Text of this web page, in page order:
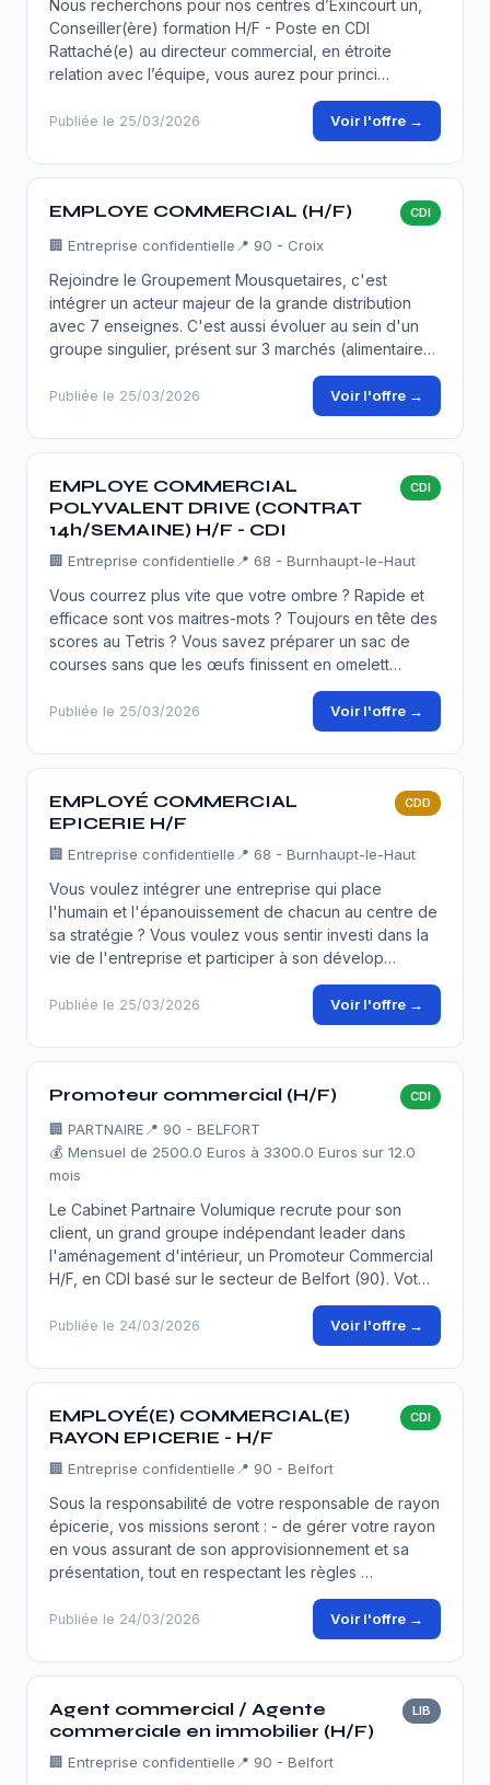
Nous recherchons pour nos centres d’Exincourt un,
Conseiller(ère) formation H/F - Poste en CDI
Rattaché(e) au directeur commercial, en étroite
relation avec l’équipe, vous aurez pour princi…
Publiée le 25/03/2026 Voir l'offre →
EMPLOYE COMMERCIAL (H/F) CDI
🏢 Entreprise confidentielle 📍 90 - Croix
Rejoindre le Groupement Mousquetaires, c'est
intégrer un acteur majeur de la grande distribution
avec 7 enseignes. C'est aussi évoluer au sein d'un
groupe singulier, présent sur 3 marchés (alimentaire…
Publiée le 25/03/2026 Voir l'offre →
EMPLOYE COMMERCIAL
POLYVALENT DRIVE (CONTRAT
14h/SEMAINE) H/F - CDI
CDI
🏢 Entreprise confidentielle 📍 68 - Burnhaupt-le-Haut
Vous courrez plus vite que votre ombre ? Rapide et
efficace sont vos maitres-mots ? Toujours en tête des
scores au Tetris ? Vous savez préparer un sac de
courses sans que les œufs finissent en omelett…
Publiée le 25/03/2026 Voir l'offre →
EMPLOYÉ COMMERCIAL
EPICERIE H/F
CDD
🏢 Entreprise confidentielle 📍 68 - Burnhaupt-le-Haut
Vous voulez intégrer une entreprise qui place
l'humain et l'épanouissement de chacun au centre de
sa stratégie ? Vous voulez vous sentir investi dans la
vie de l'entreprise et participer à son dévelop…
Publiée le 25/03/2026 Voir l'offre →
Promoteur commercial (H/F) CDI
🏢 PARTNAIRE 📍 90 - BELFORT
💰 Mensuel de 2500.0 Euros à 3300.0 Euros sur 12.0
mois
Le Cabinet Partnaire Volumique recrute pour son
client, un grand groupe indépendant leader dans
l'aménagement d'intérieur, un Promoteur Commercial
H/F, en CDI basé sur le secteur de Belfort (90). Vot…
Publiée le 24/03/2026 Voir l'offre →
EMPLOYÉ(E) COMMERCIAL(E)
RAYON EPICERIE - H/F
CDI
🏢 Entreprise confidentielle 📍 90 - Belfort
Sous la responsabilité de votre responsable de rayon
épicerie, vos missions seront : - de gérer votre rayon
en vous assurant de son approvisionnement et sa
présentation, tout en respectant les règles …
Publiée le 24/03/2026 Voir l'offre →
Agent commercial / Agente
commerciale en immobilier (H/F)
LIB
🏢 Entreprise confidentielle 📍 90 - Belfort